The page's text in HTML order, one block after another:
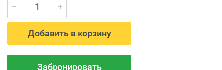
Добавить в корзину
Забронировать